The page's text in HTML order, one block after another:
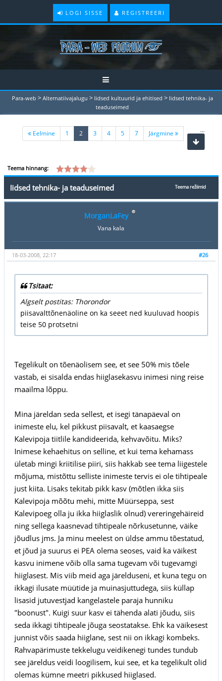
LOGI SISSE REGISTREERI
Para-web > Alternatiivajalugu > Iidsed kultuurid ja ehitised > Iidsed tehnika- ja
teaduseimed
Eelmine 1 2 (current)
3 4 5 ...
7 Järgmine
Teema hinnang:
Teema režiimid
Iidsed tehnika- ja teaduseimed
MorganLaFey
Vana kala
#26
18-03-2008, 22:17
Tsitaat:
Algselt postitas: Thorondor
piisavalttõnenäoline on ka seeet ned kuuluvad hoopis
teise 50 protsetni
Tegelikult on tõenäolisem see, et see 50% mis tõele
vastab, ei sisalda endas hiiglasekasvu inimesi ning reise
maailma lõppu.
Mina järeldan seda sellest, et isegi tänapäeval on
inimeste elu, kel pikkust piisavalt, et kaasaegse
Kalevipoja tiitlile kandideerida, kehvavõitu. Miks?
Inimese kehaehitus on selline, et kui tema kehamass
ületab mingi kriitilise piiri, siis hakkab see tema liigestele
mõjuma, mistõttu selliste inimeste tervis ei ole tihtipeale
just kiita. Lisaks tekitab pikk kasv (mõtlen ikka siis
Kalevipoja mõõtu mehi, mitte Müürseppa, sest
Kalevipoeg olla ju ikka hiiglaslik olnud) vereringehäireid
ning sellega kaasnevad tihtipeale nõrkusetunne, väike
jõudlus jms. Ja minu meelest on üldse ammu tõestatud,
et jõud ja suurus ei PEA olema seoses, vaid ka väikest
kasvu inimene võib olla sama tugevam või tugevamgi
hiiglasest. Mis viib meid aga järelduseni, et kuna tegu on
ikkagi ilusate müütide ja muinasjuttudega, siis küllap
lisasid jutuvestjad kangelastele paraja hunniku
"boonust". Kuigi suur kasv ei tähenda alati jõudu, siis
seda ikkagi tihtipeale jõuga seostatakse. Ehk ka väikesest
junnist võis saada hiiglane, sest nii on ikkagi kombeks.
Rahvapärimuste tekkelugu veidikenegi tundes tundub
see järeldus veidi loogilisem, kui see, et ka tegelikult olid
olemas kümne meetri pikkused hiiglased.